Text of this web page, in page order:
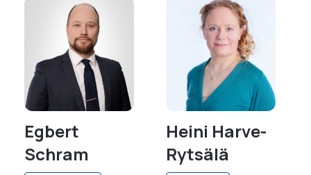
Egbert
Schram
Heini Harve-
Rytsälä